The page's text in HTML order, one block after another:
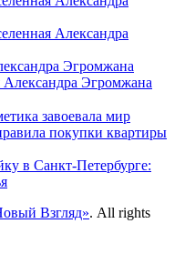
Александра
Эгромжана
Александра Эгромжана
завоевала мир
покупки квартиры
в Санкт-Петербурге:
Взгляд». All rights